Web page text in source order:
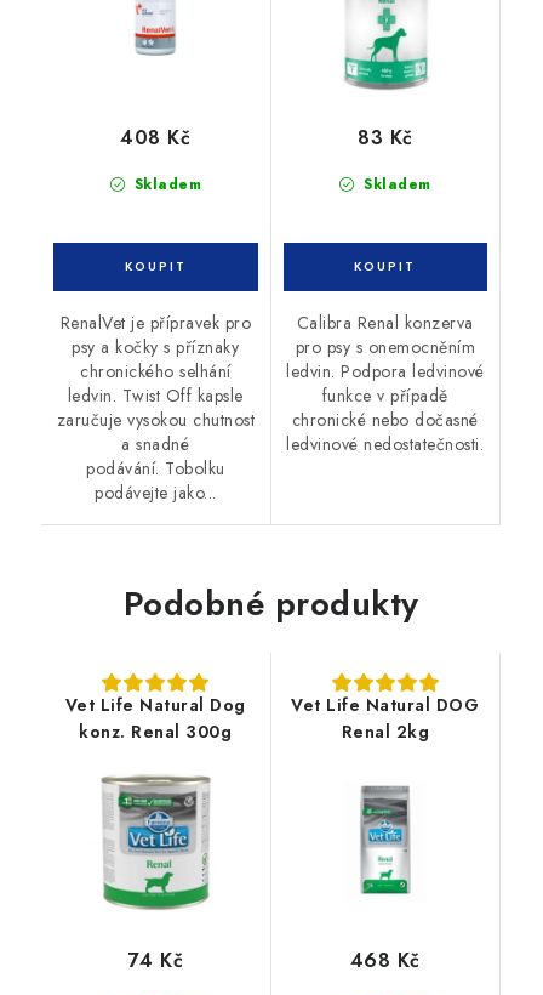
Skladem
408 Kč
RenalVet je přípravek pro
psy a kočky s příznaky
chronického selhání
ledvin. Twist Off kapsle
zaručuje vysokou chutnost
a snadné
podávání. Tobolku
podávejte jako...
Skladem
83 Kč
Calibra Renal konzerva
pro psy s onemocněním
ledvin. Podpora ledvinové
funkce v případě
chronické nebo dočasné
ledvinové nedostatečnosti.
Podobné produkty
Vet Life Natural Dog
konz. Renal 300g
74 Kč
Vet Life Natural DOG
Renal 2kg
468 Kč